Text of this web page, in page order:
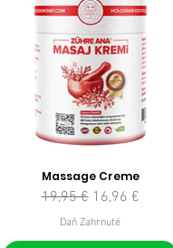
Massage Creme
Normálna cena
19,95 € Zľavnená cena
16,96 €
Daň Zahrnuté